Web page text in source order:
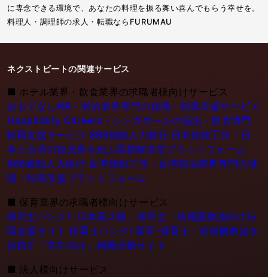
に専念できる環境で、あなたの料理を振る舞い喜んでもらう幸せを。
料理人・調理師の求人・転職ならFURUMAU
ネクストビートの関連サービス
■ ホテル業界・飲食業界の求職者様向けサービス
おもてなしHR - 宿泊業界専門の就職・転職支援サービス
Hospitality Careers - シンガポールの宿泊・飲食専門
転職支援サービス 886旅館人力銀行 日本旅館工作 - 日
本と台湾の観光業を結ぶ課題解決型プラットフォーム
886旅館人力銀行 台湾旅館工作 - 台湾宿泊業界専門の就
職・転職支援プラットフォーム
■ 保育業界の求職者様向けサービス
保育士バンク! -日本最大級。保育士・幼稚園教論向け転
職支援サイト 保育士バンク! 新卒-保育士・幼稚園教論を
目指す「学生向け」就職活動サイト
■ 法人様向けサービス